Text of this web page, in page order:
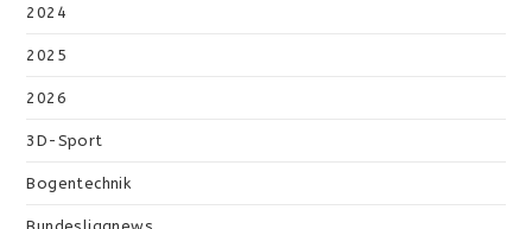
2024
2025
2026
3D-Sport
Bogentechnik